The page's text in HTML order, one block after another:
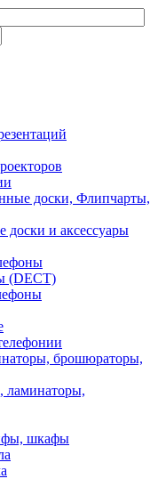
доски, Флипчарты,
доски и аксессуары
(DECT)
брошюраторы,
ламинаторы,
шкафы